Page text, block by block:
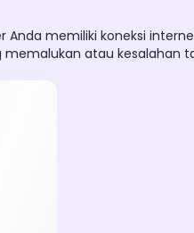
memiliki koneksi
atau kesalahan